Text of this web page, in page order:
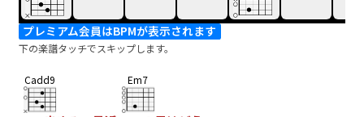
プレミアム会員はBPMが表示されます
下の楽譜タッチでスキップします。
Cadd9 Em7